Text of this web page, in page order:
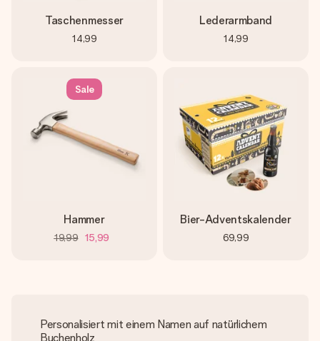
Taschenmesser
14,99
Lederarmband
14,99
Sale
Hammer
19,99 15,99
Bier-Adventskalender
69,99
Personalisiert mit einem Namen auf natürlichem
Buchenholz